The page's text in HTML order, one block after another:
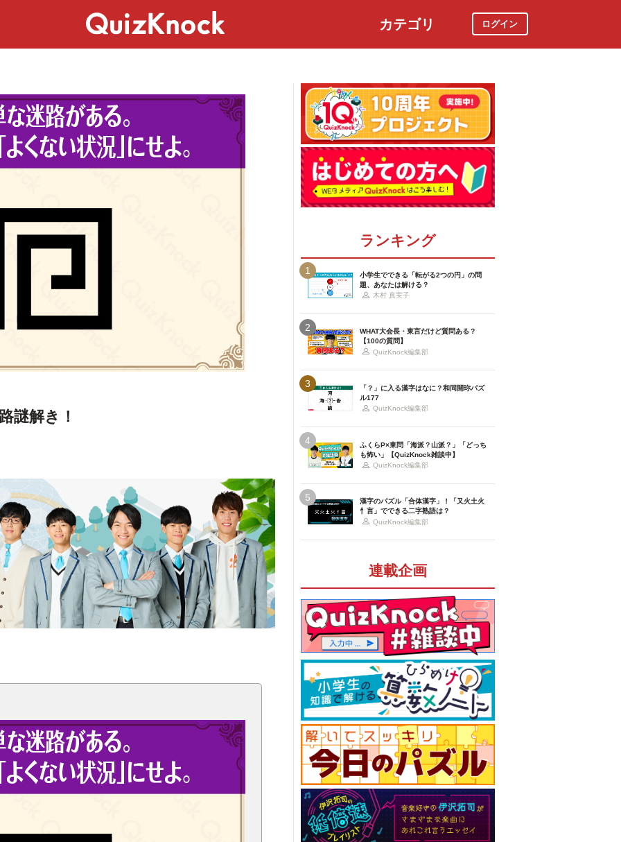
カテゴリ ログイン
謎解き！
ランキング
1
小学生でできる「転がる2つの円」の問
題、あなたは解ける？
木村 真実子
2
WHAT大会長・東言だけど質問ある？
【100の質問】
QuizKnock編集部
3
「？」に入る漢字はなに？和同開珎パズ
ル177
QuizKnock編集部
4
ふくらP×東問「海派？山派？」「どっち
も怖い」【QuizKnock雑談中】
QuizKnock編集部
5
漢字のパズル「合体漢字」！「又火土火
忄言」でできる二字熟語は？
QuizKnock編集部
連載企画